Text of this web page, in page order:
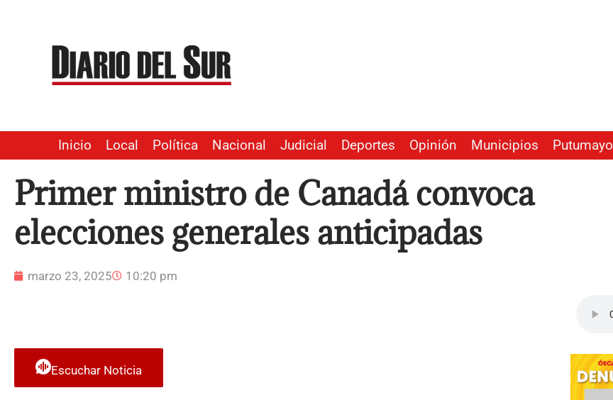
contenido
Inicio Local Política Nacional Judicial Deportes Opinión Municipios Putumayo
Primer ministro de Canadá convoca
elecciones generales anticipadas
marzo 23, 2025 10:20 pm
Escuchar Noticia